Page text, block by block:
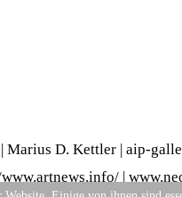
| Marius D. Kettler | aip-
|